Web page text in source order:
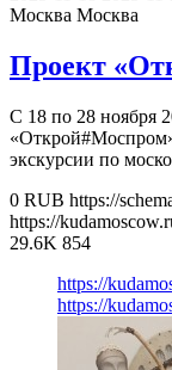
Москва Москва
Проект
С 18 по 28 ноября
экскурсии по
0 RUB https://
https://
29.6K 854
https://
https://